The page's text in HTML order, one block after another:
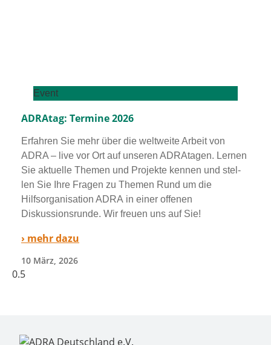
Event
ADRAtag: Termine 2026
Erfahren Sie mehr über die welt­wei­te Arbeit von
ADRA – live vor Ort auf unse­ren ADRAtagen. Lernen
Sie aktu­el­le Themen und Projekte ken­nen und stel­
len Sie Ihre Fragen zu Themen Rund um die
Hilfsorganisation ADRA in einer offe­nen
Diskussionsrunde. Wir freu­en uns auf Sie!
› mehr dazu
10 März, 2026